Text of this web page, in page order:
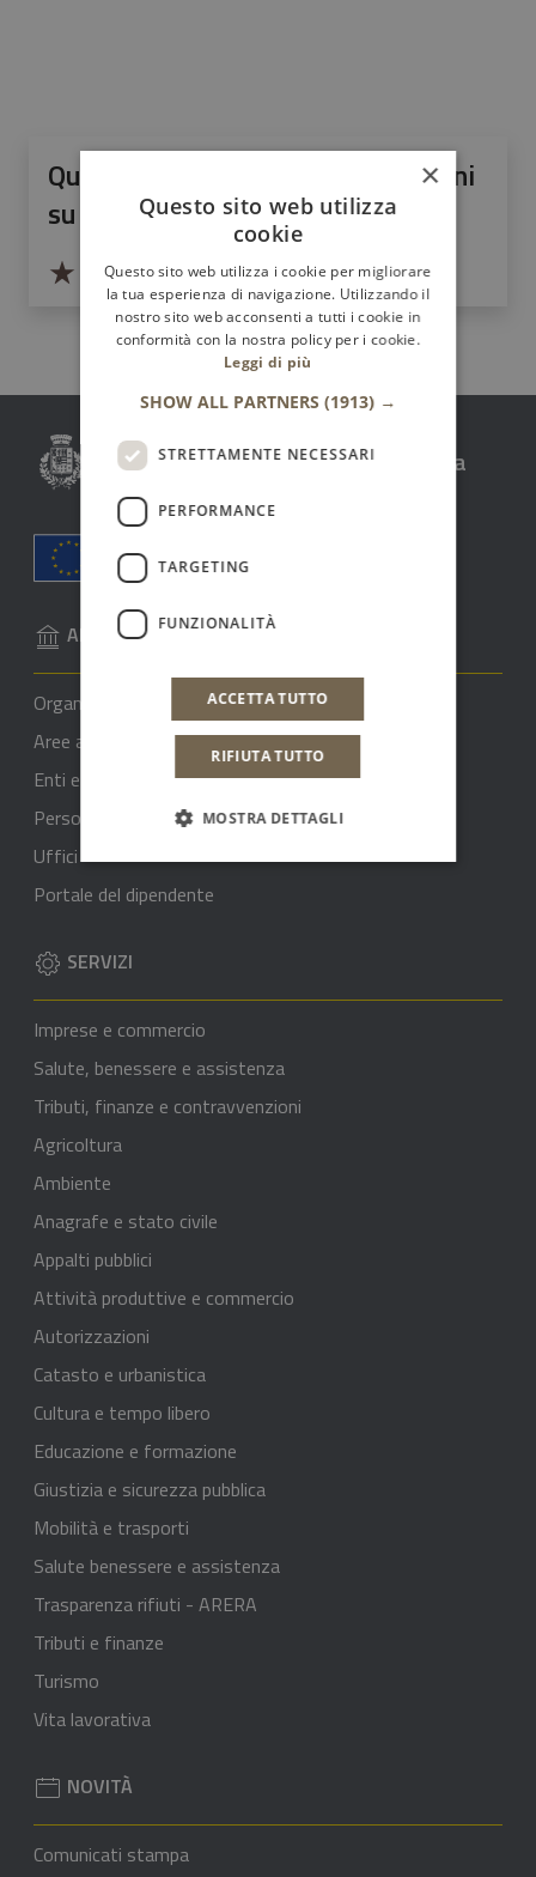
Quanto sono chiare le informazioni
su questa pagina?
Valuta da 1 a 5 stelle la pagina
Valuta 5 stelle su 5
Valuta 4 stelle su 5
Valuta 3 stelle su 5
Valuta 2 stelle su 5
Valuta 1 stelle su 5
Comune Santo Stefano di Camastra
AMMINISTRAZIONE
Organi di governo
Aree amministrative
Enti e Fondazioni
Personale
Uffici
Portale del dipendente
SERVIZI
Imprese e commercio
Salute, benessere e assistenza
Tributi, finanze e contravvenzioni
Agricoltura
Ambiente
Anagrafe e stato civile
Appalti pubblici
Attività produttive e commercio
Autorizzazioni
Catasto e urbanistica
Cultura e tempo libero
Educazione e formazione
Giustizia e sicurezza pubblica
Mobilità e trasporti
Salute benessere e assistenza
Trasparenza rifiuti - ARERA
Tributi e finanze
Turismo
Vita lavorativa
NOVITÀ
Comunicati stampa
×
Questo sito web utilizza
cookie
Questo sito web utilizza i cookie per migliorare
la tua esperienza di navigazione. Utilizzando il
nostro sito web acconsenti a tutti i cookie in
conformità con la nostra policy per i cookie.
Leggi di più
SHOW ALL PARTNERS (1913) →
STRETTAMENTE NECESSARI
PERFORMANCE
TARGETING
FUNZIONALITÀ
ACCETTA TUTTO
RIFIUTA TUTTO
MOSTRA DETTAGLI